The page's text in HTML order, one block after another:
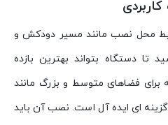
محل نصب مانند مسیر دودکش و
تا دستگاه بتواند بهترین بازده
برای فضاهای متوسط و بزرگ مانند
گزینه ای ایده آل است. نصب آن باید